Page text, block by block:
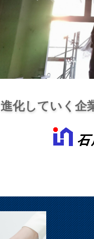
化していく企